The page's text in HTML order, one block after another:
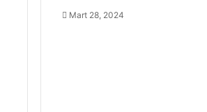
Mart 28, 2024